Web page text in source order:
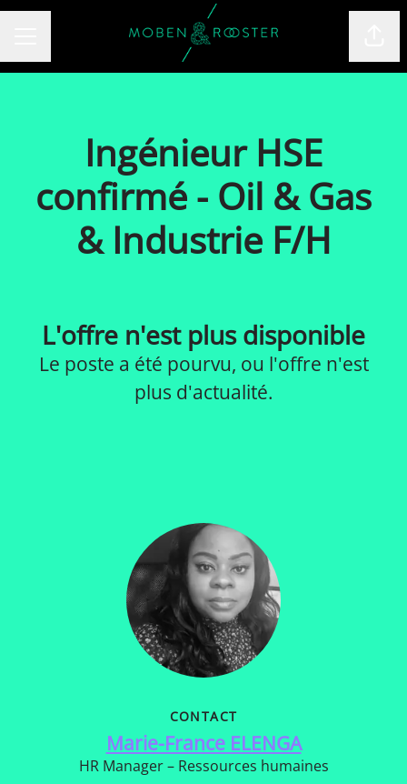
Ingénieur HSE
confirmé - Oil & Gas
& Industrie F/H
L'offre n'est plus disponible
Le poste a été pourvu, ou l'offre n'est
plus d'actualité.
CONTACT
Marie-France ELENGA
HR Manager – Ressources humaines